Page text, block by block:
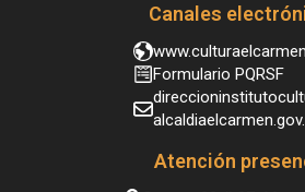
Canales
Formulario PQRSF
Atención